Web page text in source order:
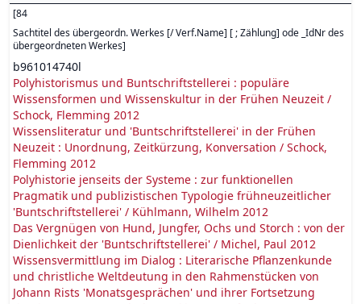
[84
Sachtitel des übergeordn. Werkes [/ Verf.Name] [ ; Zählung] ode _IdNr des
übergeordneten Werkes]
b961014740l
Polyhistorismus und Buntschriftstellerei : populäre
Wissensformen und Wissenskultur in der Frühen Neuzeit /
Schock, Flemming 2012
Wissensliteratur und 'Buntschriftstellerei' in der Frühen
Neuzeit : Unordnung, Zeitkürzung, Konversation / Schock,
Flemming 2012
Polyhistorie jenseits der Systeme : zur funktionellen
Pragmatik und publizistischen Typologie frühneuzeitlicher
'Buntschriftstellerei' / Kühlmann, Wilhelm 2012
Das Vergnügen von Hund, Jungfer, Ochs und Storch : von der
Dienlichkeit der 'Buntschriftstellerei' / Michel, Paul 2012
Wissensvermittlung im Dialog : Literarische Pflanzenkunde
und christliche Weltdeutung in den Rahmenstücken von
Johann Rists 'Monatsgesprächen' und ihrer Fortsetzung